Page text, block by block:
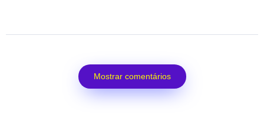
Mostrar comentários